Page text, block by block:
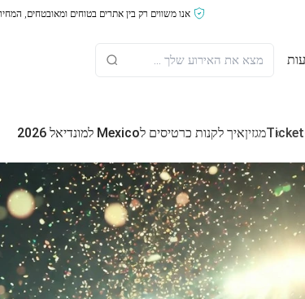
אנו משווים רק בין אתרים בטוחים ומאובטחים,
מגזיןאיך לקנות כרטיסים לMexico למונדיאל 2026